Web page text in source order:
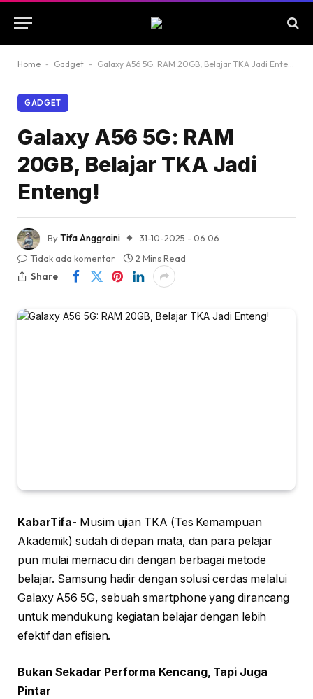
Home - Gadget - Galaxy A56 5G: RAM 20GB, Belajar TKA Jadi Enteng!
GADGET
Galaxy A56 5G: RAM
20GB, Belajar TKA Jadi
Enteng!
ByTifa Anggraini
31-10-2025 - 06.06
Tidak ada komentar
2 Mins Read
Share
KabarTifa- Musim ujian TKA (Tes Kemampuan
Akademik) sudah di depan mata, dan para pelajar
pun mulai memacu diri dengan berbagai metode
belajar. Samsung hadir dengan solusi cerdas melalui
Galaxy A56 5G, sebuah smartphone yang dirancang
untuk mendukung kegiatan belajar dengan lebih
efektif dan efisien.
Bukan Sekadar Performa Kencang, Tapi Juga
Pintar